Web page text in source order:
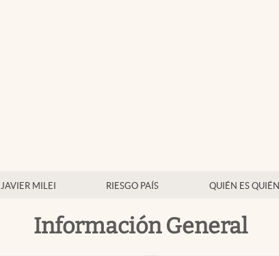
JAVIER MILEI RIESGO PAÍS QUIÉN ES QUIÉN
Información General